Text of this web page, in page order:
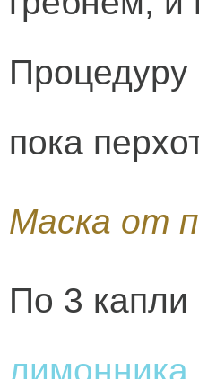
Процедуру
пока
Маска от
По 3
лимонника